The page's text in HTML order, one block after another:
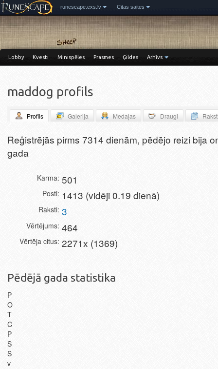
runescape.exs.lv Citas saites
Lobby Kvesti Minispēles Prasmes Ģildes Arhīvs
maddog profils
Profils Galerija Medaļas Draugi
Reģistrējās pirms 7314 dienām, pēdējo reizi bija
gada
Karma 501
Posti 1413 (vidēji 0.19 dienā)
Raksti 3
Vērtējums 464
Vērtēja citus 2271x (1369)
Pēdējā gada statistika
P
O
T
C
P
S
S
v